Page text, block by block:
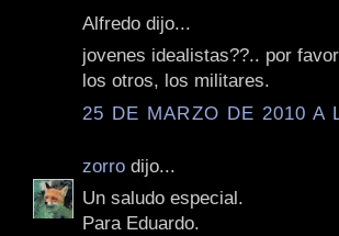
Alfredo dijo...
jovenes idealistas??.. por
los otros, los militares.
25 DE MARZO DE 2010 A
zorro dijo...
Un saludo especial.
Para Eduardo.